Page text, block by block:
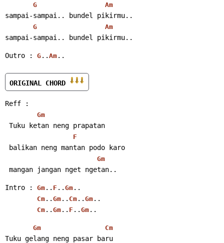
G Am
sampai-sampai.. bundel pikirmu..
G Am
sampai-sampai.. bundel pikirmu..
Outro : G .. Am ..
ORIGINAL CHORD
Reff :
Gm
Tuku ketan neng prapatan
F
balikan neng mantan podo karo
Gm
mangan jangan nget ngetan..
Intro : Gm .. F .. Gm ..
Cm .. Gm .. Cm .. Gm ..
Cm .. Gm .. F .. Gm ..
Gm Cm
Tuku gelang neng pasar baru